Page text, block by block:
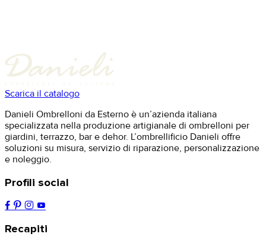
Scarica il catalogo
Danieli Ombrelloni da Esterno è un’azienda italiana
specializzata nella produzione artigianale di ombrelloni per
giardini, terrazzo, bar e dehor. L’ombrellificio Danieli offre
soluzioni su misura, servizio di riparazione, personalizzazione
e noleggio.
Profili social
Recapiti